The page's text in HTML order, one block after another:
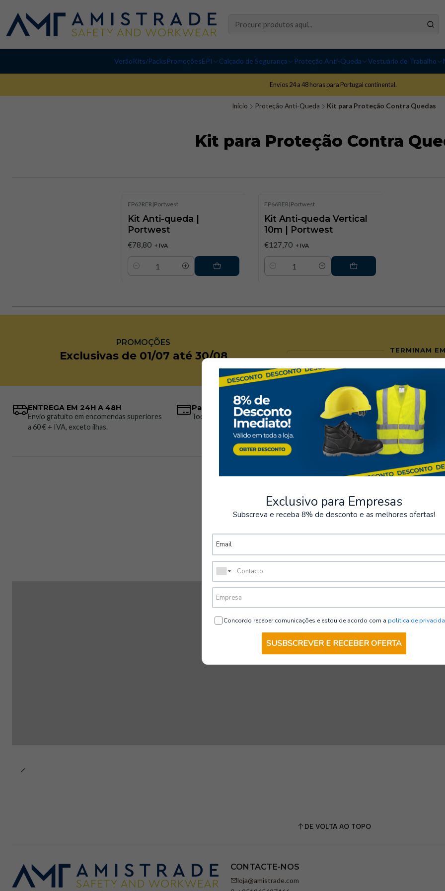
VerãoKits/PacksPromoçõesEPI Calçado de Segurança Proteção Anti-Queda Vestuário de Trabalho
Envios 24 a 48 horas para Portugal continental.
Início Proteção Anti-Queda Kit para Proteção Contra Quedas
Kit para Proteção Contra
FP62RER |Portwest
Kit Anti-queda |
Portwest
€78,80 + IVA
Quantidade
FP66RER |Portwest
Kit Anti-queda Vertical
10m | Portwest
€127,70 + IVA
Quantidade
PROMOÇÕES
Exclusivas de 01/07 até 30/08 TERMINAM EM
ENTREGA EM 24H A 48H
Envio gratuito em encomendas superiores
a 60 € + IVA, exceto ilhas.
Pagamentos Seguros
Todos os pagamentos na loja são seguros
Personalização
Dispomos de serviços de
personalização
Visto recentemente
DE VOLTA AO TOPO
CONTACTE-NOS
loja@amistrade.com
Exclusivo para Empresas
Subscreva e receba 8% de desconto e as melhores ofertas!
Concordo receber comunicações e estou de acordo com a política de
SUSBSCREVER E RECEBER OFERTA